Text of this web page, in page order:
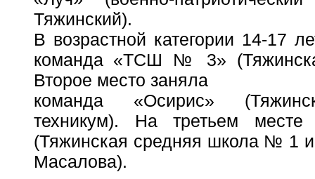
Тяжинский).
В возрастной категории 14-17
команда «ТСШ № 3»
Второе место заняла
команда «Осирис»
техникум). На третьем
(Тяжинская средняя школа № 1
Масалова).